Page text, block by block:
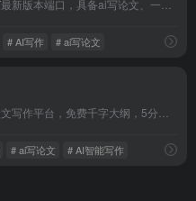
# AI写作 # ai写论文
# ai写论文 # AI智能写作